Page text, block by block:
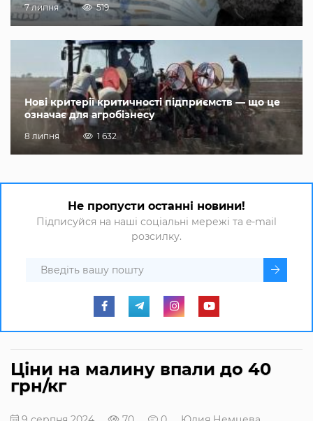
7 липня 519
Нові критерії критичності підприємств — що це
означає для агробізнесу
8 липня 1 632
Не пропусти останні новини!
Підписуйся на наші соціальні мережі та e-mail
розсилку.
Ціни на малину впали до 40
грн/кг